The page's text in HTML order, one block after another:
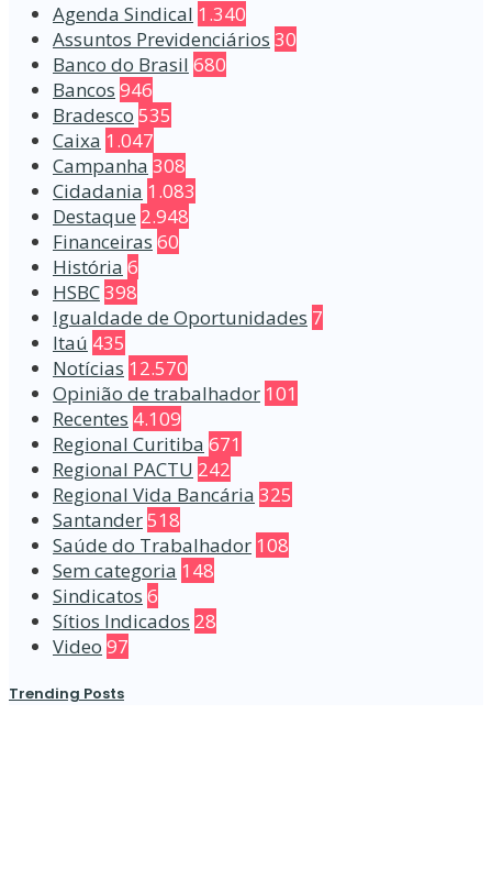
Agenda Sindical 1.340
Assuntos Previdenciários 30
Banco do Brasil 680
Bancos 946
Bradesco 535
Caixa 1.047
Campanha 308
Cidadania 1.083
Destaque 2.948
Financeiras 60
História 6
HSBC398
Igualdade de Oportunidades 7
Itaú 435
Notícias 12.570
Opinião de trabalhador 101
Recentes 4.109
Regional Curitiba 671
Regional PACTU 242
Regional Vida Bancária 325
Santander518
Saúde do Trabalhador 108
Sem categoria 148
Sindicatos 6
Sítios Indicados 28
Video 97
Trending Posts